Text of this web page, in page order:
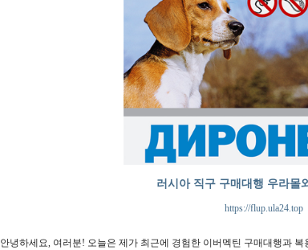
러시아 직구 구매대행 우라몰
https://flup.ula24.top
안녕하세요, 여러분! 오늘은 제가 최근에 경험한 이버멕틴 구매대행과